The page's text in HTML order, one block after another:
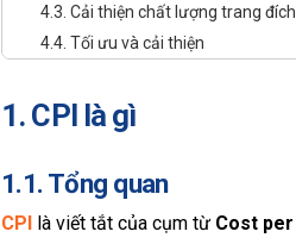
4.3. Cải thiện chất lượng trang đích
4.4. Tối ưu và cải thiện
1. CPI là gì
1.1. Tổng quan
CPI là viết tắt của cụm từ Cost